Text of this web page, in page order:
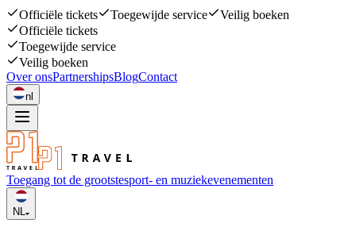
Officiële tickets Toegewijde service
Veilig boeken
Officiële tickets
Toegewijde service
Veilig boeken
Over onsPartnershipsBlogContact
nl
Toegang tot de grootstesport- en muziekevenementen
NL